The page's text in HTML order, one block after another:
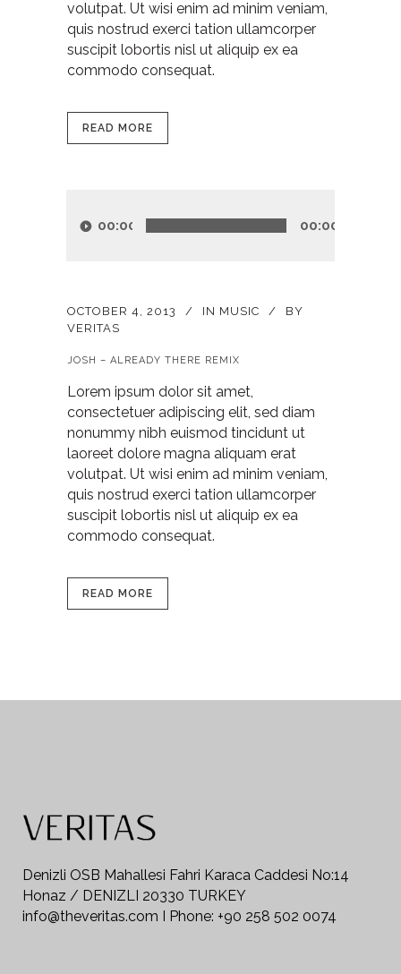
volutpat. Ut wisi enim ad minim veniam,
quis nostrud exerci tation ullamcorper
suscipit lobortis nisl ut aliquip ex ea
commodo consequat.
READ MORE
Player00:00 00:00
OCTOBER 4, 2013 IN MUSIC
BY
VERITAS
JOSH – ALREADY THERE REMIX
Lorem ipsum dolor sit amet,
consectetuer adipiscing elit, sed diam
nonummy nibh euismod tincidunt ut
laoreet dolore magna aliquam erat
volutpat. Ut wisi enim ad minim veniam,
quis nostrud exerci tation ullamcorper
suscipit lobortis nisl ut aliquip ex ea
commodo consequat.
READ MORE
Denizli OSB Mahallesi Fahri Karaca Caddesi No:14
Honaz / DENIZLI 20330 TURKEY
info@theveritas.com I Phone: +90 258 502 0074